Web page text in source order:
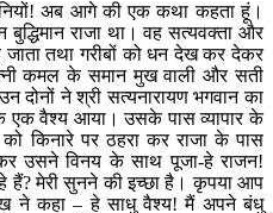
अब आगे की एक कथा कहता हूं।
राजा था। वह सत्यवक्ता और
जाता तथा गरीबों को धन देख कर देकर
कमल के समान मुख वाली और सती
दोनों ने श्री सत्यनारायण भगवान का
एक वैश्य आया। उसके पास व्यापार के
किनारे पर ठहरा कर राजा के पास
उसने विनय के साथ पूजा-हे राजन!
हैं? मेरी सुनने की इच्छा है। कृपया आप
ने कहा – हे साधु वैश्य! मैं अपने बंधु